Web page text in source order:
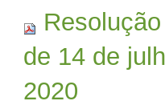
Resolução
de 14 de
2020